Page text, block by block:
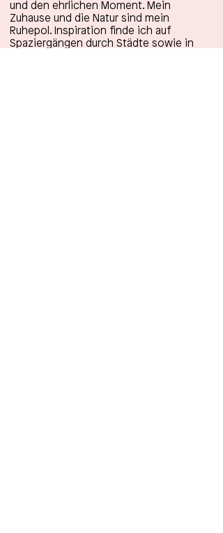
und den ehrlichen Moment. Mein
Zuhause und die Natur sind mein
Ruhepol. Inspiration finde ich auf
Spaziergängen durch Städte sowie in